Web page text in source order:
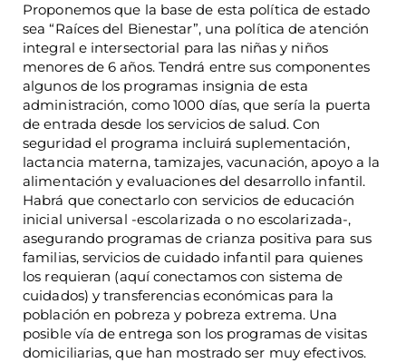
Proponemos que la base de esta política de estado
sea “Raíces del Bienestar”, una política de atención
integral e intersectorial para las niñas y niños
menores de 6 años. Tendrá entre sus componentes
algunos de los programas insignia de esta
administración, como 1000 días, que sería la puerta
de entrada desde los servicios de salud. Con
seguridad el programa incluirá suplementación,
lactancia materna, tamizajes, vacunación, apoyo a la
alimentación y evaluaciones del desarrollo infantil.
Habrá que conectarlo con servicios de educación
inicial universal -escolarizada o no escolarizada-,
asegurando programas de crianza positiva para sus
familias, servicios de cuidado infantil para quienes
los requieran (aquí conectamos con sistema de
cuidados) y transferencias económicas para la
población en pobreza y pobreza extrema. Una
posible vía de entrega son los programas de visitas
domiciliarias, que han mostrado ser muy efectivos.